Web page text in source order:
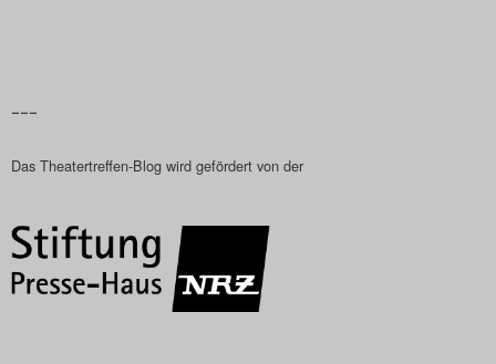
–––
Das Theatertreffen-Blog wird gefördert von der